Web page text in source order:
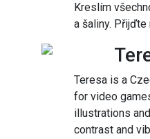
Kreslím
a šaliny.
Teresa is a
for video
illustrations
contrast and